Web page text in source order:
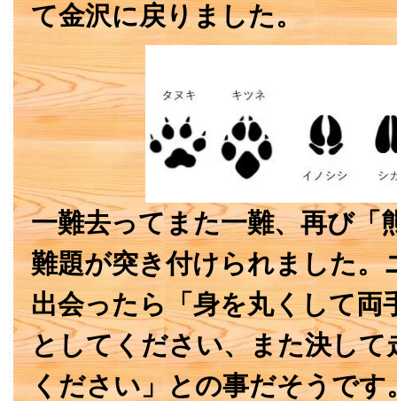
て金沢に戻りました。
一難去ってまた一難、再び「
難題が突き付けられました。
出会ったら「身を丸くして両
としてください、また決して
ください」との事だそうです